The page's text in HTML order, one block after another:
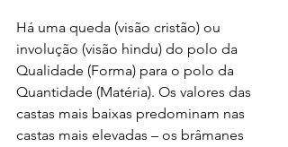
Há uma queda (visão cristão) ou
involução (visão hindu) do polo da
Qualidade (Forma) para o polo da
Quantidade (Matéria). Os valores das
castas mais baixas predominam nas
castas mais elevadas – os brâmanes